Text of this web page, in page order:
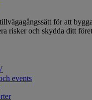
för att
risker och skydda ditt
events